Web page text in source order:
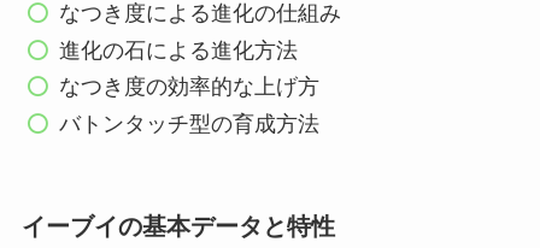
なつき度による進化の仕組み
進化の石による進化方法
なつき度の効率的な上げ方
バトンタッチ型の育成方法
イーブイの基本データと特性